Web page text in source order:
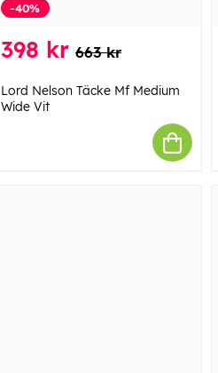
-40%
398 kr 663 kr
Lord Nelson Täcke Mf Medium
Wide Vit